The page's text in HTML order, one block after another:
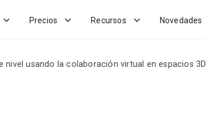
Precios Recursos Novedades
nivel usando la colaboración virtual en espacios 3D